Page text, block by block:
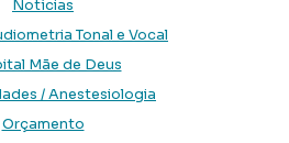
Notícias
Tonal e Vocal
Mãe de Deus
/ Anestesiologia
Orçamento